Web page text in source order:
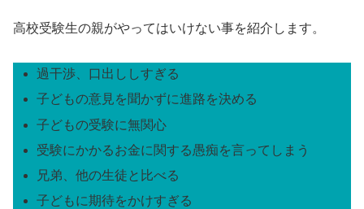
高校受験生の親がやってはいけない事を紹介します。
過干渉、口出ししすぎる
子どもの意見を聞かずに進路を決める
子どもの受験に無関心
受験にかかるお金に関する愚痴を言ってしまう
兄弟、他の生徒と比べる
子どもに期待をかけすぎる